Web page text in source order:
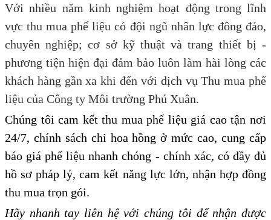
Với nhiều năm kinh nghiệm hoạt động trong lĩnh
vực thu mua phế liệu có đội ngũ nhân lực đông đảo,
chuyên nghiệp; cơ sở kỹ thuật và trang thiết bị -
phương tiện hiện đại đảm bảo luôn làm hài lòng các
khách hàng gần xa khi đến với dịch vụ Thu mua phế
liệu của Công ty Môi trường Phú Xuân.
Chúng tôi cam kết thu mua phế liệu giá cao tận nơi
24/7, chính sách chi hoa hồng ở mức cao, cung cấp
báo giá phế liệu nhanh chóng - chính xác, có đầy đủ
hồ sơ pháp lý, cam kết năng lực lớn, nhận hợp đồng
thu mua trọn gói.
Hãy nhanh tay liên hệ với chúng tôi để nhận được